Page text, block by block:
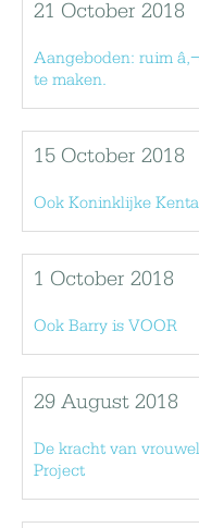
21 October 2018
Aangeboden: ruim
te maken.
15 October 2018
Ook Koninklijke
1 October 2018
Ook Barry is VOOR
29 August 2018
De kracht van
Project